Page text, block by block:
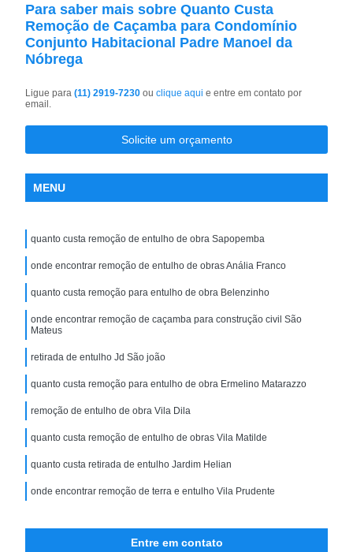
Para saber mais sobre Quanto Custa
Remoção de Caçamba para Condomínio
Conjunto Habitacional Padre Manoel da
Nóbrega
Ligue para(11) 2919-7230ouclique aqui e entre em contato por
email.
Solicite um orçamento
MENU
quanto custa remoção de entulho de obra Sapopemba
onde encontrar remoção de entulho de obras Anália Franco
quanto custa remoção para entulho de obra Belenzinho
onde encontrar remoção de caçamba para construção civil São
Mateus
retirada de entulho Jd São joão
quanto custa remoção para entulho de obra Ermelino Matarazzo
remoção de entulho de obra Vila Dila
quanto custa remoção de entulho de obras Vila Matilde
quanto custa retirada de entulho Jardim Helian
onde encontrar remoção de terra e entulho Vila Prudente
Entre em contato